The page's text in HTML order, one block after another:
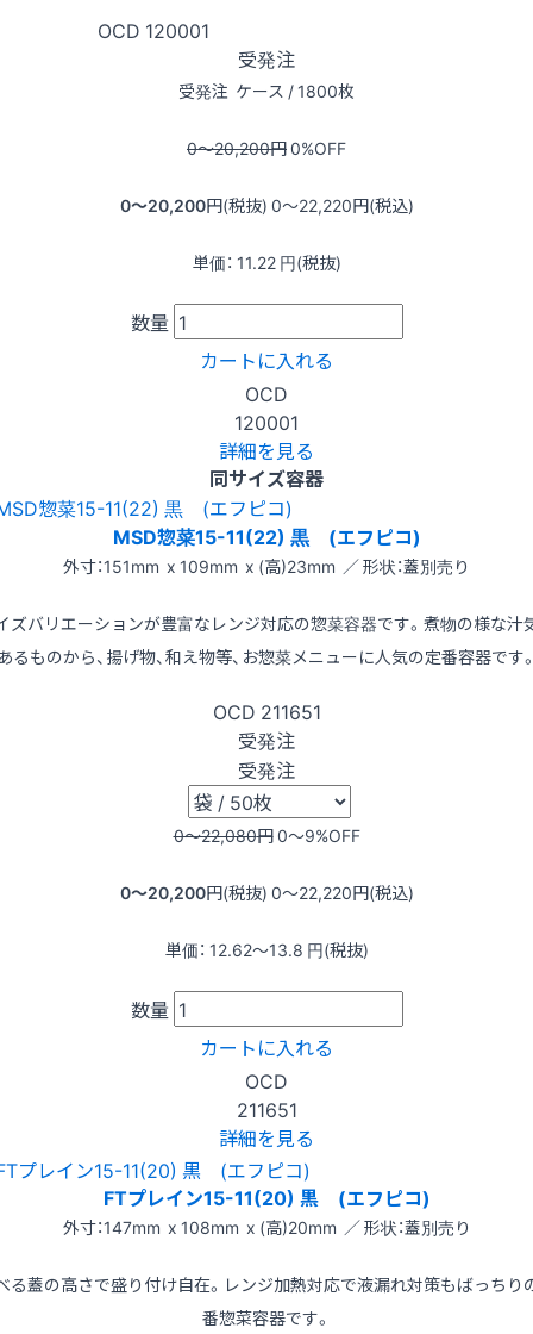
OCD 120001
受発注
受発注 ケース / 1800枚
0〜20,200円0%OFF
0〜20,200円(税抜) 0〜22,220円(税込)
単価： 11.22 円(税抜)
数量
カートに入れる
OCD
120001
詳細を見る
同サイズ容器
MSD惣菜15-11(22) 黒 (エフピコ)
外寸：151mm x 109mm x (高)23mm ／ 形状：蓋別売り
ズバリエーションが豊富なレンジ対応の惣菜容器です。煮物の様な汁
るものから、揚げ物、和え物等、お惣菜メニューに人気の定番容器です
OCD 211651
受発注
受発注
0〜22,080円0〜9%OFF
0〜20,200円(税抜) 0〜22,220円(税込)
単価： 12.62〜13.8 円(税抜)
数量
カートに入れる
OCD
211651
詳細を見る
FTプレイン15-11(20) 黒 (エフピコ)
外寸：147mm x 108mm x (高)20mm ／ 形状：蓋別売り
る蓋の高さで盛り付け自在。レンジ加熱対応で液漏れ対策もばっちり
番惣菜容器です。